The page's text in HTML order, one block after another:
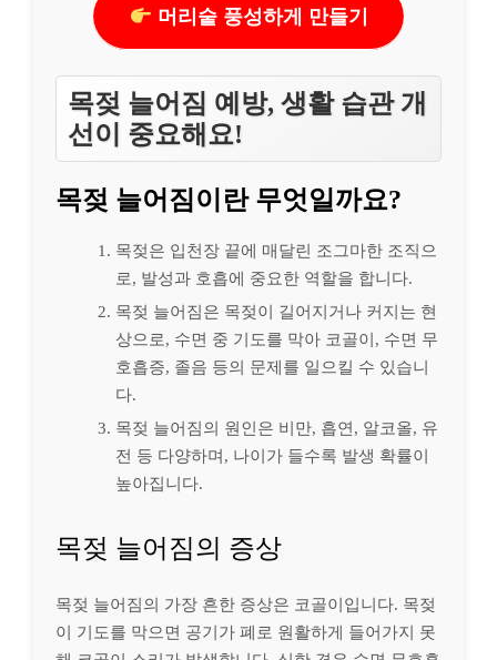
머리숱 풍성하게 만들기
목젖 늘어짐 예방, 생활 습관 개
선이 중요해요!
목젖 늘어짐이란 무엇일까요?
목젖은 입천장 끝에 매달린 조그마한 조직으
로, 발성과 호흡에 중요한 역할을 합니다.
목젖 늘어짐은 목젖이 길어지거나 커지는 현
상으로, 수면 중 기도를 막아 코골이, 수면 무
호흡증, 졸음 등의 문제를 일으킬 수 있습니
다.
목젖 늘어짐의 원인은 비만, 흡연, 알코올, 유
전 등 다양하며, 나이가 들수록 발생 확률이
높아집니다.
목젖 늘어짐의 증상
목젖 늘어짐의 가장 흔한 증상은 코골이입니다. 목젖
이 기도를 막으면 공기가 폐로 원활하게 들어가지 못